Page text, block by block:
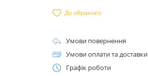
До обраного
Умови повернення
Умови оплати та доставки
Графік роботи